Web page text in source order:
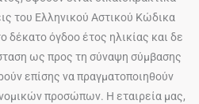
του Ελληνικού Αστικού Κώδικα
δέκατο όγδοο έτος ηλικίας και δε
ως προς τη σύναψη σύμβασης
επίσης να πραγματοποιηθούν
προσώπων. Η εταιρεία μας,